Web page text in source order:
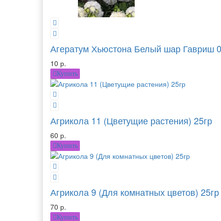
Агератум Хьюстона Белый шар Гавриш
10 р.
Купить
Агрикола 11 (Цветущие растения) 25гр
60 р.
Купить
Агрикола 9 (Для комнатных цветов) 25гр
70 р.
Купить